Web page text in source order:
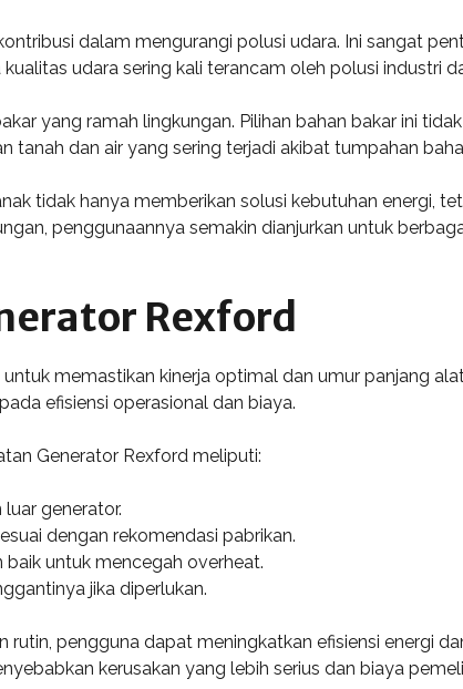
dalam mengurangi polusi udara. Ini sangat
udara sering kali terancam oleh polusi industri
yang ramah lingkungan. Pilihan bahan bakar ini
dan air yang sering terjadi akibat tumpahan
tidak hanya memberikan solusi kebutuhan energi,
penggunaannya semakin dianjurkan untuk
Rexford
memastikan kinerja optimal dan umur panjang
efisiensi operasional dan biaya.
Generator Rexford meliputi:
generator.
dengan rekomendasi pabrikan.
untuk mencegah overheat.
jika diperlukan.
rutin, pengguna dapat meningkatkan efisiensi energi
kerusakan yang lebih serius dan biaya